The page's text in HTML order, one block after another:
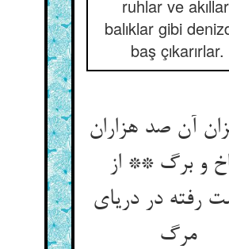
ruhlar ve
balıklar gibi
baş çıkarırlar.
آن صد هزاران
و برگ ** از
رفته در دریای
مرگ‌‌